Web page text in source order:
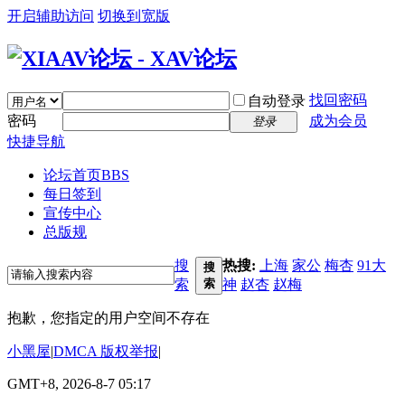
开启辅助访问 切换到宽版
自动登录 找回密码
密码
登录
成为会员
快捷导航
论坛首页BBS
每日签到
宣传中心
总版规
搜
索
搜
索
热搜: 上海 家公 梅杏 91大
神 赵杏 赵梅
抱歉，您指定的用户空间不存在
小黑屋|DMCA 版权举报|
GMT+8, 2026-8-7 05:17